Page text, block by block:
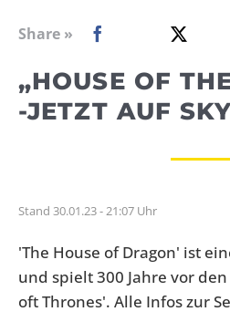
WEBRADIO
Share »
„HOUSE OF
-JETZT AUF
Stand 30.01.23 - 21:07 Uhr
'The House of Dragon' ist
und spielt 300 Jahre vor
oft Thrones'. Alle Infos zur